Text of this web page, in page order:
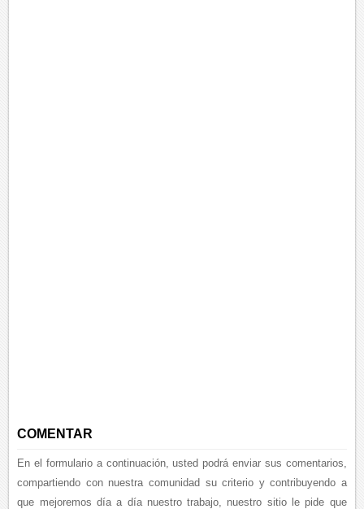
COMENTAR
En el formulario a continuación, usted podrá enviar sus comentarios,
compartiendo con nuestra comunidad su criterio y contribuyendo a
que mejoremos día a día nuestro trabajo, nuestro sitio le pide que